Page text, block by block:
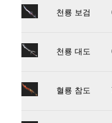
천룡 보검
천룡 대도
혈룡 참도